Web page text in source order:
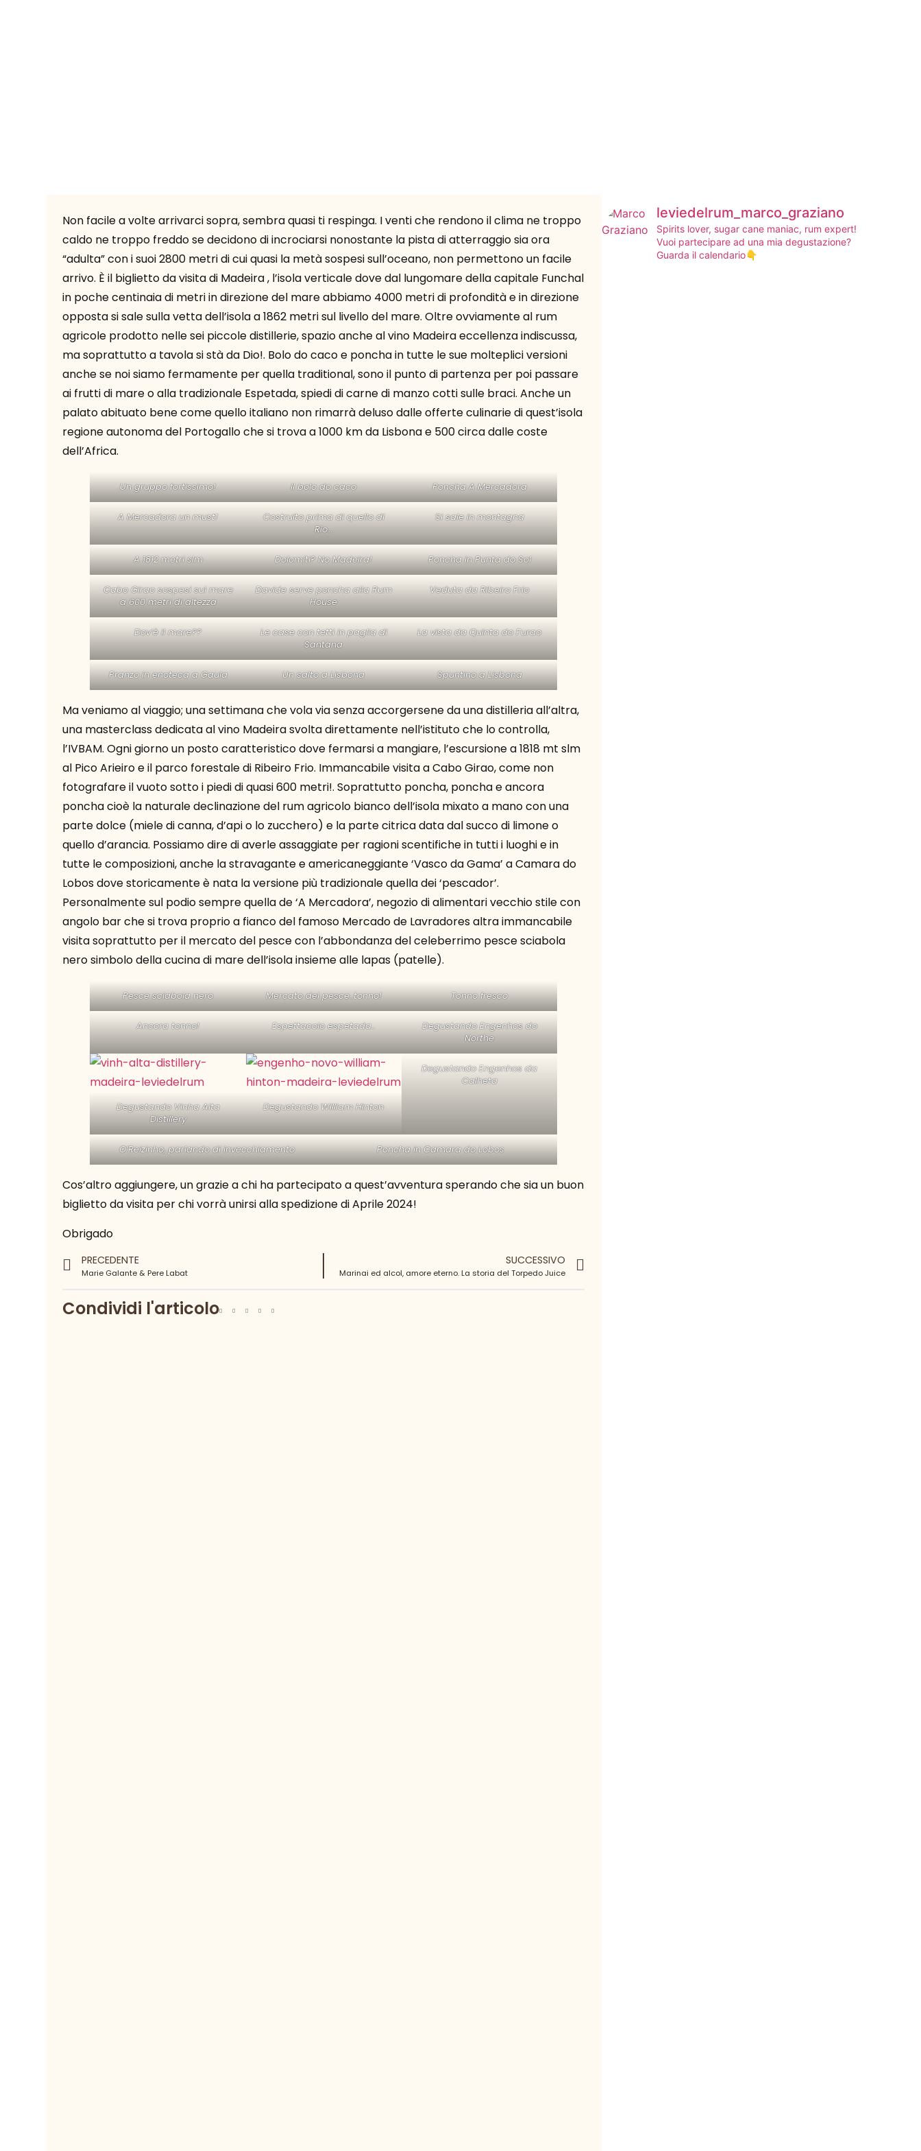
Non facile a volte arrivarci sopra, sembra quasi ti respinga. I venti che rendono il clima ne troppo
caldo ne troppo freddo se decidono di incrociarsi nonostante la pista di atterraggio sia ora
“adulta” con i suoi 2800 metri di cui quasi la metà sospesi sull’oceano, non permettono un facile
arrivo. È il biglietto da visita di Madeira , l’isola verticale dove dal lungomare della capitale Funchal
in poche centinaia di metri in direzione del mare abbiamo 4000 metri di profondità e in direzione
opposta si sale sulla vetta dell’isola a 1862 metri sul livello del mare. Oltre ovviamente al rum
agricole prodotto nelle sei piccole distillerie, spazio anche al vino Madeira eccellenza indiscussa,
ma soprattutto a tavola si stà da Dio!. Bolo do caco e poncha in tutte le sue molteplici versioni
anche se noi siamo fermamente per quella traditional, sono il punto di partenza per poi passare
ai frutti di mare o alla tradizionale Espetada, spiedi di carne di manzo cotti sulle braci. Anche un
palato abituato bene come quello italiano non rimarrà deluso dalle offerte culinarie di quest’isola
regione autonoma del Portogallo che si trova a 1000 km da Lisbona e 500 circa dalle coste
dell’Africa.
Un gruppo fortissimo! Il bolo do caco Poncha A Mercadora
A Mercadora un must!
Costruito prima di quello di
Rio…
Si sale in montagna
A 1812 metri slm Dolomiti? No Madeira! Poncha in Punta do Sol
Cabo Girao sospesi sul mare
a 600 metri di altezza
Davide serve poncha alla Rum
House
Veduta da Ribeiro Frio
Dov’è il mare??
Le case con tetti in paglia di
Santana
La vista da Quinta do Furao
Pranzo in enoteca a Gaula Un salto a Lisbona Spuntino a Lisbona
Ma veniamo al viaggio; una settimana che vola via senza accorgersene da una distilleria all’altra,
una masterclass dedicata al vino Madeira svolta direttamente nell’istituto che lo controlla,
l’IVBAM. Ogni giorno un posto caratteristico dove fermarsi a mangiare, l’escursione a 1818 mt slm
al Pico Arieiro e il parco forestale di Ribeiro Frio. Immancabile visita a Cabo Girao, come non
fotografare il vuoto sotto i piedi di quasi 600 metri!. Soprattutto poncha, poncha e ancora
poncha cioè la naturale declinazione del rum agricolo bianco dell’isola mixato a mano con una
parte dolce (miele di canna, d’api o lo zucchero) e la parte citrica data dal succo di limone o
quello d’arancia. Possiamo dire di averle assaggiate per ragioni scentifiche in tutti i luoghi e in
tutte le composizioni, anche la stravagante e americaneggiante ‘Vasco da Gama’ a Camara do
Lobos dove storicamente è nata la versione più tradizionale quella dei ‘pescador’.
Personalmente sul podio sempre quella de ‘A Mercadora’, negozio di alimentari vecchio stile con
angolo bar che si trova proprio a fianco del famoso Mercado de Lavradores altra immancabile
visita soprattutto per il mercato del pesce con l’abbondanza del celeberrimo pesce sciabola
nero simbolo della cucina di mare dell’isola insieme alle lapas (patelle).
Pesce sciabola nero Mercato del pesce..tonno! Tonno fresco
Ancora tonno! Espettacolo espetada..
Degustando Engenhos do
Northe
Degustando Vinha Alta
Distillery
Degustando William Hinton
Degustando Engenhos da
Calheta
O’Reizinho, parlando di invecchiamento Poncha in Camara do Lobos
Cos’altro aggiungere, un grazie a chi ha partecipato a quest’avventura sperando che sia un buon
biglietto da visita per chi vorrà unirsi alla spedizione di Aprile 2024!
Obrigado
PRECEDENTE
Marie Galante & Pere Labat
SUCCESSIVO
Marinai ed alcol, amore eterno. La storia del Torpedo Juice
Condividi l'articolo
leviedelrum_marco_graziano
Spirits lover, sugar cane maniac, rum expert!
Vuoi partecipare ad una mia degustazione?
Guarda il calendario👇